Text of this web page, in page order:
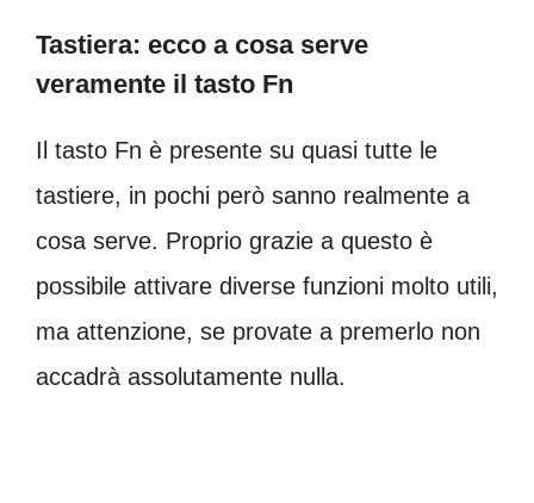
Tastiera: ecco a cosa serve
veramente il tasto Fn
Il tasto Fn è presente su quasi tutte le
tastiere, in pochi però sanno realmente a
cosa serve. Proprio grazie a questo è
possibile attivare diverse funzioni molto utili,
ma attenzione, se provate a premerlo non
accadrà assolutamente nulla.